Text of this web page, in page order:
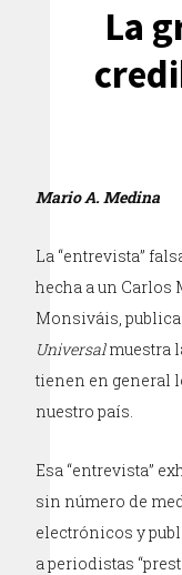
La
Mario A. Medina
La “entrevista”
hecha a un Carlos
Monsiváis,
Universalmuestra
tienen en general
nuestro país.
Esa “entrevista”
sin número de
electrónicos y
a periodistas